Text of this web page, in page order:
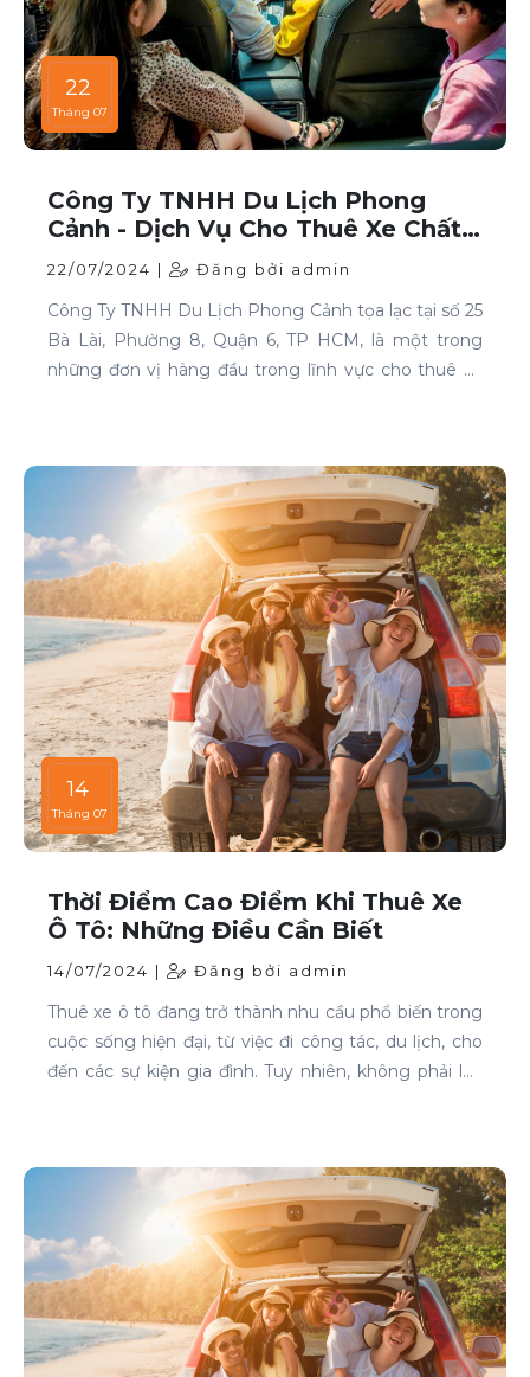
22
Tháng 07
Công Ty TNHH Du Lịch Phong
Cảnh - Dịch Vụ Cho Thuê Xe Chất
Lượng Cao Tại TP HCM
22/07/2024 | Đăng bởi admin
Công Ty TNHH Du Lịch Phong Cảnh tọa lạc tại số 25
Bà Lài, Phường 8, Quận 6, TP HCM, là một trong
những đơn vị hàng đầu trong lĩnh vực cho thuê xe
14
Tháng 07
Thời Điểm Cao Điểm Khi Thuê Xe
Ô Tô: Những Điều Cần Biết
14/07/2024 | Đăng bởi admin
Thuê xe ô tô đang trở thành nhu cầu phổ biến trong
cuộc sống hiện đại, từ việc đi công tác, du lịch, cho
đến các sự kiện gia đình. Tuy nhiên, không phải lúc
cao điểm khi thuê xe ô tô và những lưu ý để thuê xe
một cách thông minh và tiết kiệm.